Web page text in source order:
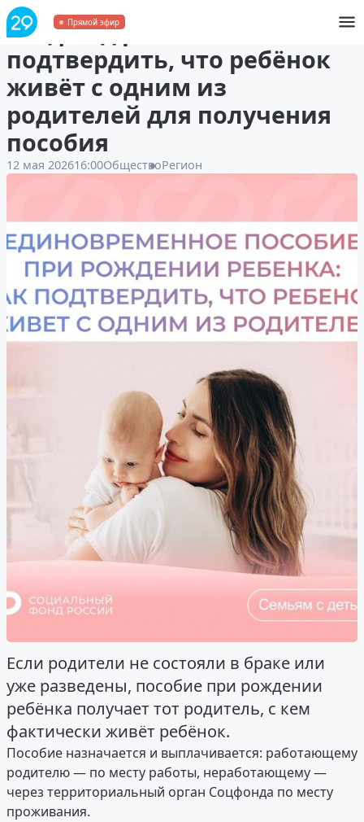
Прямой эфир
Соцфонд разъяснил, как
подтвердить, что ребёнок
живёт с одним из
родителей для получения
пособия
12 мая 202616:00ОбществоРегион
Если родители не состояли в браке или
уже разведены, пособие при рождении
ребёнка получает тот родитель, с кем
фактически живёт ребёнок.
Пособие назначается и выплачивается: работающему
родителю — по месту работы, неработающему —
через территориальный орган Соцфонда по месту
проживания.